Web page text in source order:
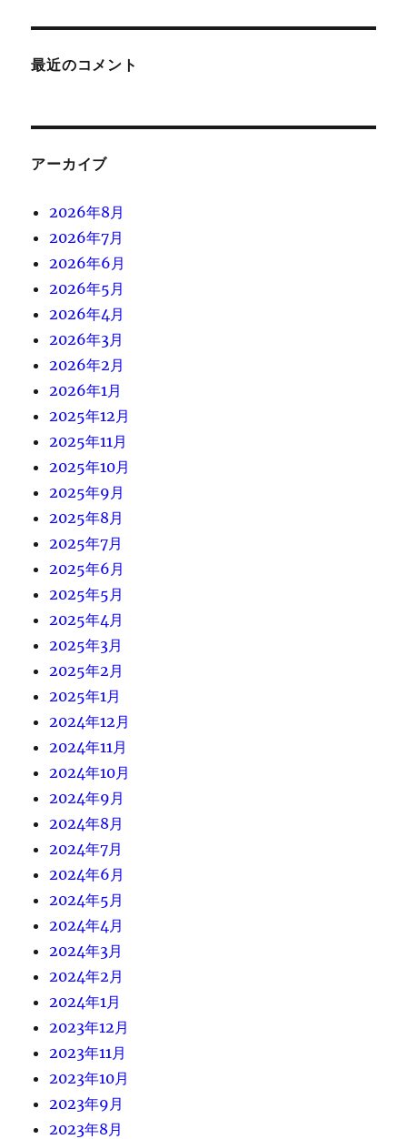
最近のコメント
アーカイブ
2026年8月
2026年7月
2026年6月
2026年5月
2026年4月
2026年3月
2026年2月
2026年1月
2025年12月
2025年11月
2025年10月
2025年9月
2025年8月
2025年7月
2025年6月
2025年5月
2025年4月
2025年3月
2025年2月
2025年1月
2024年12月
2024年11月
2024年10月
2024年9月
2024年8月
2024年7月
2024年6月
2024年5月
2024年4月
2024年3月
2024年2月
2024年1月
2023年12月
2023年11月
2023年10月
2023年9月
2023年8月